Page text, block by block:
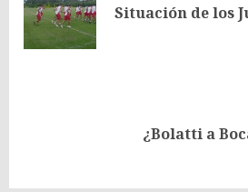
entradasSituación de los
¿Bolatti a